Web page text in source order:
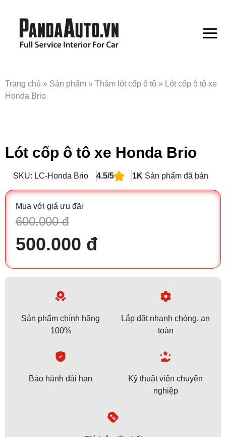
Trang chủ » Sản phẩm » Thảm lót cốp ô tô » Lót cốp ô tô xe
Honda Brio
Lót cốp ô tô xe Honda Brio
SKU: LC-Honda Brio 4.5/5 1K Sản phẩm đã bán
Mua với giá ưu đãi
600.000 đ
500.000 đ
Sản phẩm chính hãng
100%
Lắp đặt nhanh chóng, an
toàn
Bảo hành dài hạn
Kỹ thuật viên chuyên
nghiệp